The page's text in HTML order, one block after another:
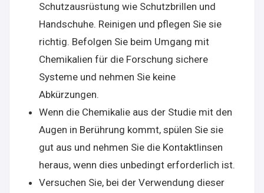
Schutzausrüstung wie Schutzbrillen und
Handschuhe. Reinigen und pflegen Sie sie
richtig. Befolgen Sie beim Umgang mit
Chemikalien für die Forschung sichere
Systeme und nehmen Sie keine
Abkürzungen.
Wenn die Chemikalie aus der Studie mit den
Augen in Berührung kommt, spülen Sie sie
gut aus und nehmen Sie die Kontaktlinsen
heraus, wenn dies unbedingt erforderlich ist.
Versuchen Sie, bei der Verwendung dieser